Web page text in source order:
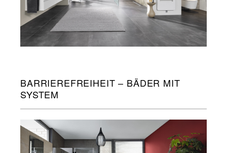
BARRIEREFREIHEIT – BÄDER MIT
SYSTEM